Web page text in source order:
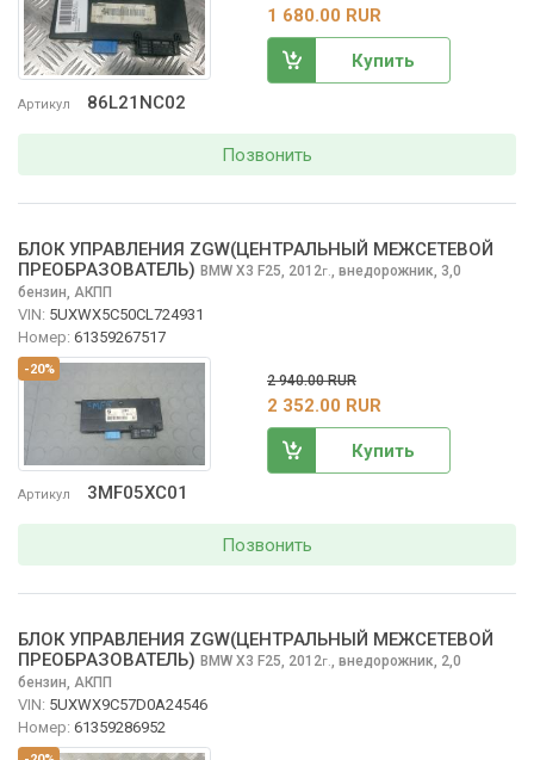
Артикул 86L21NC02
1 680.00 RUR
Купить
Позвонить
-20%
Артикул 3MF05XC01
БЛОК УПРАВЛЕНИЯ ZGW(ЦЕНТРАЛЬНЫЙ МЕЖСЕТЕВОЙ
ПРЕОБРАЗОВАТЕЛЬ) BMW X3 F25, 2012г. внедорожник, 3,0
бензин, АКПП
VIN: 5UXWX5C50CL724931
Номер: 61359267517
2 940.00 RUR
2 352.00 RUR
Купить
Позвонить
БЛОК УПРАВЛЕНИЯ ZGW(ЦЕНТРАЛЬНЫЙ МЕЖСЕТЕВОЙ
ПРЕОБРАЗОВАТЕЛЬ) BMW X3 F25, 2012г. внедорожник, 2,0
бензин, АКПП
VIN: 5UXWX9C57D0A24546
Номер: 61359286952